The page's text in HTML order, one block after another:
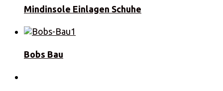
Mindinsole Einlagen Schuhe
Bobs Bau